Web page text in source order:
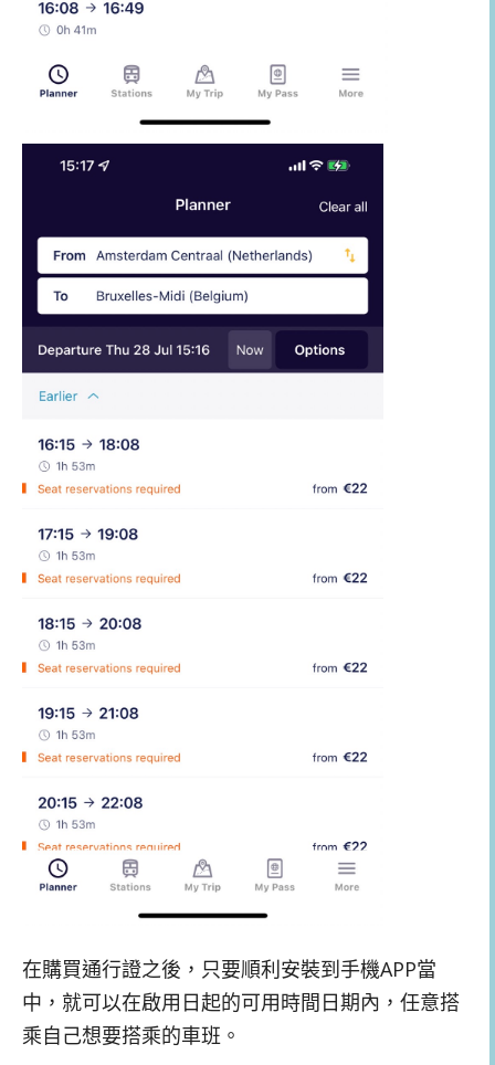
在購買通行證之後，只要順利安裝到手機APP當
中，就可以在啟用日起的可用時間日期內，任意搭
乘自己想要搭乘的車班。